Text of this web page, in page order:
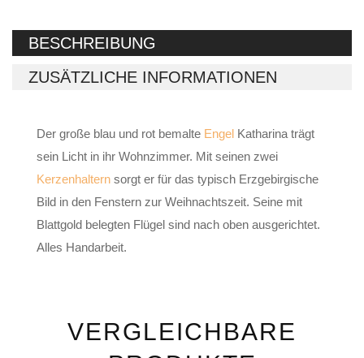
BESCHREIBUNG
ZUSÄTZLICHE INFORMATIONEN
Der große blau und rot bemalte Engel Katharina trägt
sein Licht in ihr Wohnzimmer. Mit seinen zwei
Kerzenhaltern sorgt er für das typisch Erzgebirgische
Bild in den Fenstern zur Weihnachtszeit. Seine mit
Blattgold belegten Flügel sind nach oben ausgerichtet.
Alles Handarbeit.
VERGLEICHBARE